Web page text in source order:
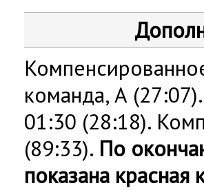
команда, А
01:30 (28:18).
(89:33). По
показана